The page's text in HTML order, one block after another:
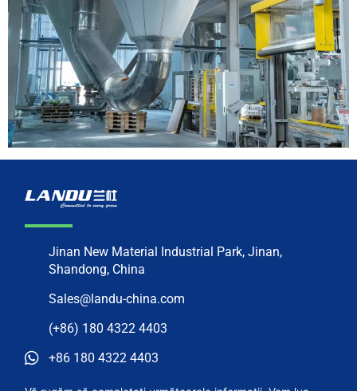
Jinan New Material Industrial Park, Jinan,
Shandong, China
Sales@landu-china.com
(+86) 180 4322 4403
+86 180 4322 4403